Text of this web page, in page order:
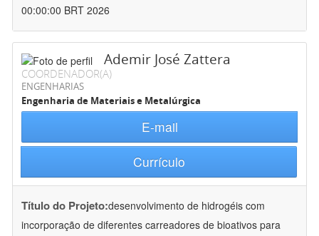
00:00:00 BRT 2026
Ademir José Zattera
COORDENADOR(A)
ENGENHARIAS
Engenharia de Materiais e Metalúrgica
E-mail
Currículo
Título do Projeto:desenvolvimento de hidrogéis com
incorporação de diferentes carreadores de bioativos para